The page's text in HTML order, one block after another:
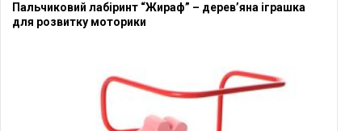
Пальчиковий лабіринт “Жираф” – дерев’яна іграшка
для розвитку моторики